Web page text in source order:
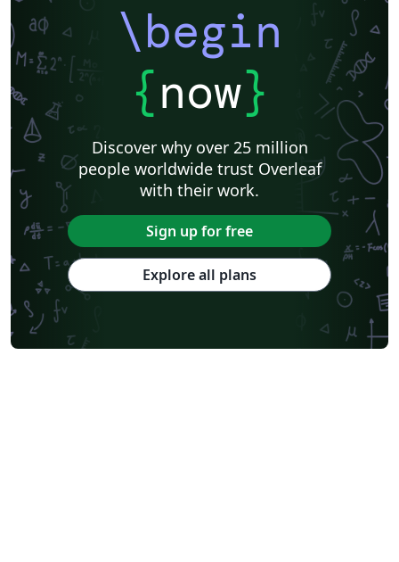
\begin
{now}
Discover why over 25 million
people worldwide trust Overleaf
with their work.
Sign up for free
Explore all plans